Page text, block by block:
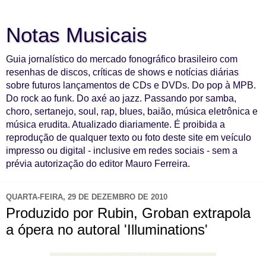
Notas Musicais
Guia jornalístico do mercado fonográfico brasileiro com
resenhas de discos, críticas de shows e notícias diárias
sobre futuros lançamentos de CDs e DVDs. Do pop à MPB.
Do rock ao funk. Do axé ao jazz. Passando por samba,
choro, sertanejo, soul, rap, blues, baião, música eletrônica e
música erudita. Atualizado diariamente. É proibida a
reprodução de qualquer texto ou foto deste site em veículo
impresso ou digital - inclusive em redes sociais - sem a
prévia autorização do editor Mauro Ferreira.
QUARTA-FEIRA, 29 DE DEZEMBRO DE 2010
Produzido por Rubin, Groban extrapola
a ópera no autoral 'Illuminations'